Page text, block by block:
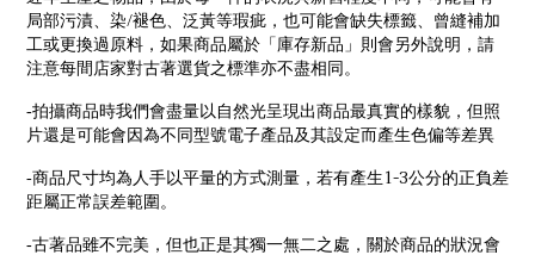
局部污漬、染/褪色、泛黃等瑕疵，也可能會缺失標籤、曾縫補加
工或更換過原料，如果商品屬於「庫存新品」則會另外說明，請
注意每間店家對古著選貨之標準亦不盡相同。
-拍攝商品時我們會盡量以自然光呈現出商品最真實的樣貌，但照
片還是可能會因為不同型號電子產品及其設定而產生色偏等差異
-商品尺寸均為人手以平量的方式測量，若有產生 1-3公分的正負差
距屬正常誤差範圍。
-古著品雖不完美，但也正是其獨一無二之處，關於商品的狀況會